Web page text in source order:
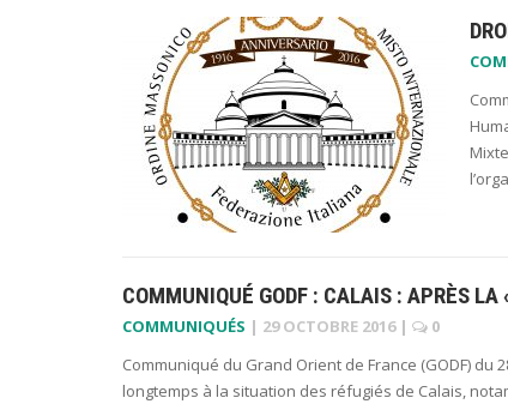
COMMUNIQUÉ GODF : CALAIS : APRÈS
COMMUNIQUÉS | 29 OCTOBRE 2016 |
0
Communiqué du Grand Orient de France (GODF) du
longtemps à la situation des réfugiés de Calais,